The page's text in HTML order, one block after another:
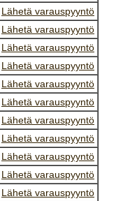
Lähetä varauspyyntö
Lähetä varauspyyntö
Lähetä varauspyyntö
Lähetä varauspyyntö
Lähetä varauspyyntö
Lähetä varauspyyntö
Lähetä varauspyyntö
Lähetä varauspyyntö
Lähetä varauspyyntö
Lähetä varauspyyntö
Lähetä varauspyyntö